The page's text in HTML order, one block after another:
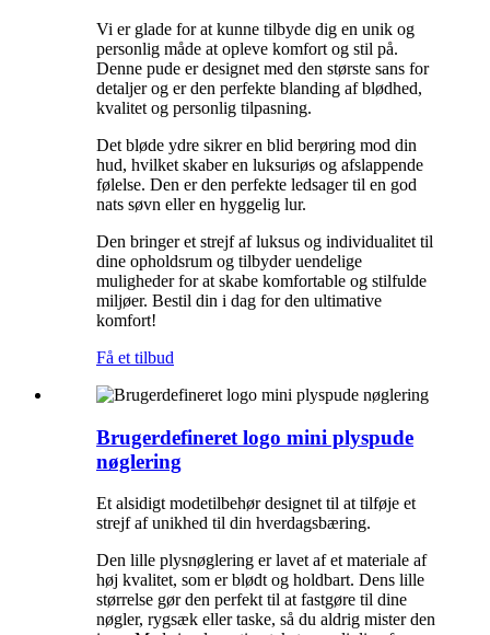
Vi er glade for at kunne tilbyde dig en unik og
personlig måde at opleve komfort og stil på.
Denne pude er designet med den største sans for
detaljer og er den perfekte blanding af blødhed,
kvalitet og personlig tilpasning.
Det bløde ydre sikrer en blid berøring mod din
hud, hvilket skaber en luksuriøs og afslappende
følelse. Den er den perfekte ledsager til en god
nats søvn eller en hyggelig lur.
Den bringer et strejf af luksus og individualitet til
dine opholdsrum og tilbyder uendelige
muligheder for at skabe komfortable og stilfulde
miljøer. Bestil din i dag for den ultimative
komfort!
Få et tilbud
Brugerdefineret logo mini plyspude
nøglering
Et alsidigt modetilbehør designet til at tilføje et
strejf af unikhed til din hverdagsbæring.
Den lille plysnøglering er lavet af et materiale af
høj kvalitet, som er blødt og holdbart. Dens lille
størrelse gør den perfekt til at fastgøre til dine
nøgler, rygsæk eller taske, så du aldrig mister den